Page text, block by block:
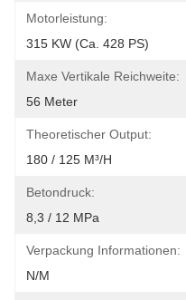
Motorleistung:
315 KW (ca. 428 PS)
Maxe Vertikale Reichweite:
56 Meter
Theoretischer Output:
180 / 125 M³/h
Betondruck:
8,3 / 12 MPa
Verpackung Informationen:
N/M